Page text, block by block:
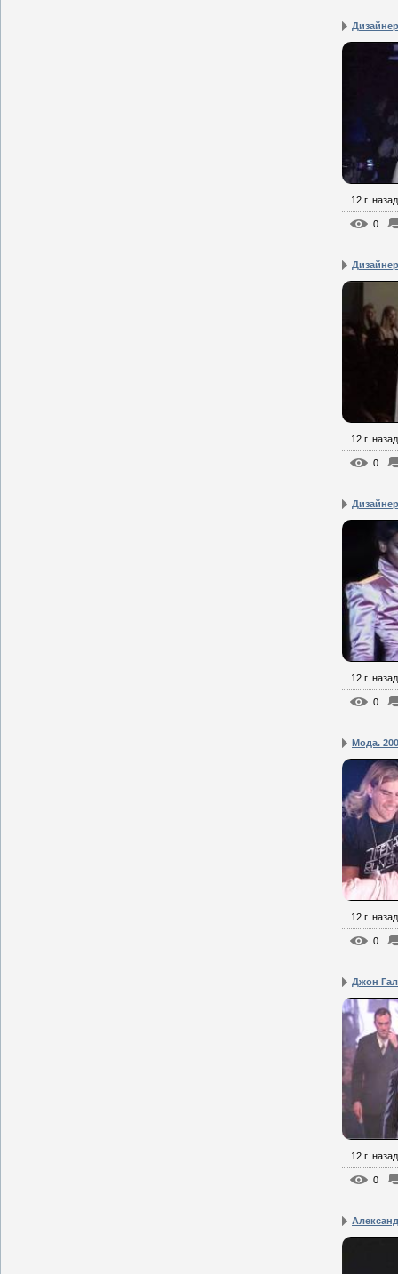
12 г. назад
0
12 г. назад
0
12 г. назад
0
Мода.
12 г. назад
0
Джон
12 г. назад
0